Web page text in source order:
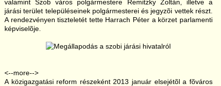
valamint Szob város polgármestere Remitzky Zoltán, illetve a
járási terület településeinek polgármesterei és jegyzõi vettek részt.
A rendezvényen tiszteletét tette Harrach Péter a körzet parlamenti
képviselõje.
<--more-->
A közigazgatási reform részeként 2013 január elsejétõl a fõváros